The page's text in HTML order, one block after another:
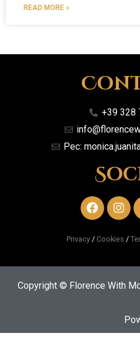
READ MORE »
+39 328
Pec:
Privacy / Cookies /
Copyright © Florence With